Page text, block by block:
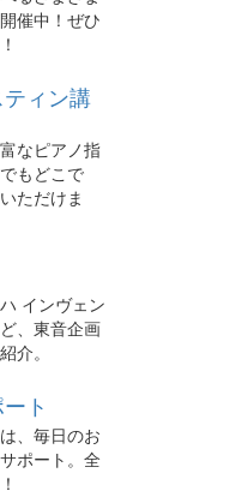
催中！ぜひ
ィン講
なピアノ指
もどこで
ただけま
インヴェン
、東音企画
介。
ト
、毎日のお
ポート。全